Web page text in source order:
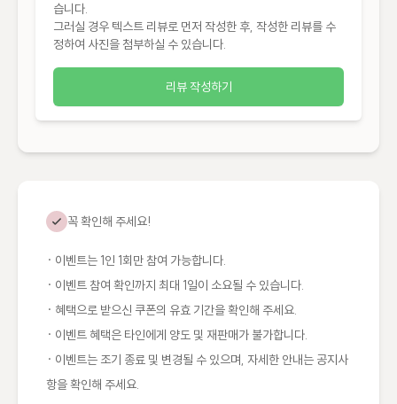
습니다.
그러실 경우 텍스트 리뷰로 먼저 작성한 후, 작성한 리뷰를 수
정하여 사진을 첨부하실 수 있습니다.
리뷰 작성하기
꼭 확인해 주세요!
· 이벤트는 1인 1회만 참여 가능합니다.
· 이벤트 참여 확인까지 최대 1일이 소요될 수 있습니다.
· 혜택으로 받으신 쿠폰의 유효 기간을 확인해 주세요.
· 이벤트 혜택은 타인에게 양도 및 재판매가 불가합니다.
· 이벤트는 조기 종료 및 변경될 수 있으며, 자세한 안내는 공지사
항을 확인해 주세요.